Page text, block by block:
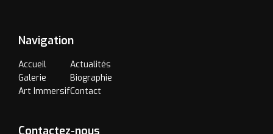
Navigation
Accueil
Galerie
Art Immersif
Actualités
Biographie
Contact
Contactez-nous